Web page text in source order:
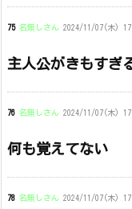
75 名無しさん 2024/11/07(木)
主人公がきもすぎ
76 名無しさん 2024/11/07(木)
何も覚えてない
78 名無しさん 2024/11/07(木)